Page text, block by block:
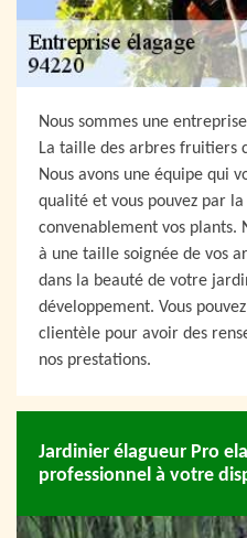
Nous sommes une
La taille des arbres fruitiers
Nous avons une équipe qui
qualité et vous pouvez par
convenablement vos plants.
à une taille soignée de vos
dans la beauté de votre
développement. Vous
clientèle pour avoir des
nos prestations.
Jardinier élagueur Pro
professionnel à votre